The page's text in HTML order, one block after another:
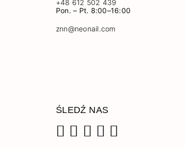
+48 612 502 439
Pon. – Pt. 8:00–16:00
znn@neonail.com
ŚLEDŹ NAS